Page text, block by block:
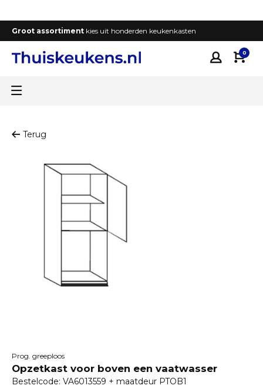
Groot assortiment kies uit honderden keukenkasten
0
Terug
Prog. greeploos
Opzetkast voor boven een vaatwasser
Bestelcode: VA6013559 + maatdeur PTOB1